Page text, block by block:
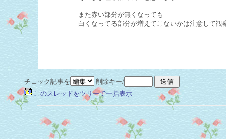
また赤い部分が無くなっても
白くなってる部分が増えてこないかは注意して観
チェック記事を
削除キー/
このスレッドをツリーで一括表示